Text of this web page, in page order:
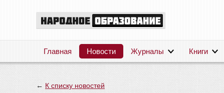
Главная Новости Журналы Книги
← К списку новостей